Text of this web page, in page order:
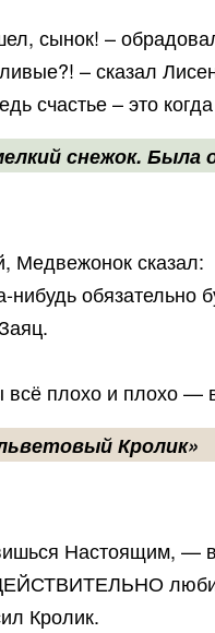
сынок! –
– сказал
счастье – это
снежок. Была
Медвежонок сказал:
обязательно
плохо и плохо —
Кролик»
Настоящим, —
ДЕЙСТВИТЕЛЬНО
Кролик.